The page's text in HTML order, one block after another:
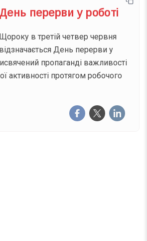
День перерви у роботі
Щороку в третій четвер червня
відзначається День перерви у
пропаганді важливості
активності протягом робочого